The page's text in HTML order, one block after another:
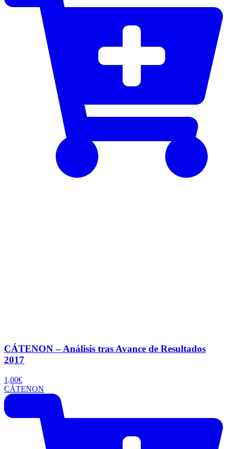
CÁTENON – Análisis tras Avance de Resultados
2017
1,00€
CÁTENON